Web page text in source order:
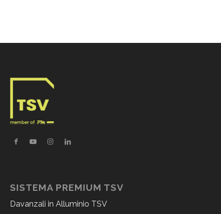
SISTEMA PREMIUM TSV
Davanzali in Alluminio TSV